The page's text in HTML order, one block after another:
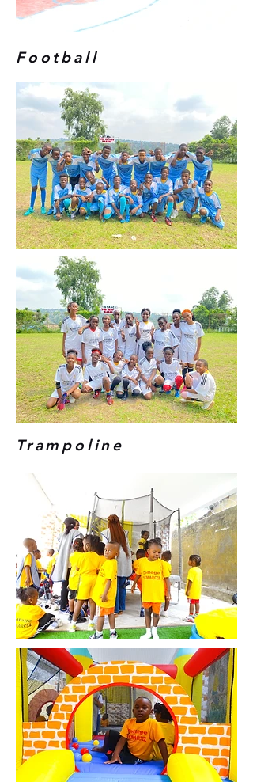
Football
Trampoline